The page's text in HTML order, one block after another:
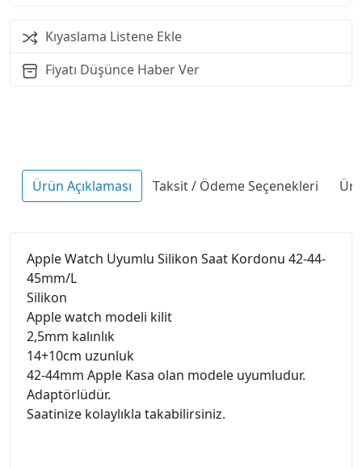
Kıyaslama Listene Ekle
Fiyatı Düşünce Haber Ver
Ürün Açıklaması Taksit / Ödeme Seçenekleri
Apple Watch Uyumlu Silikon Saat Kordonu 42-44-
45mm/L
Silikon
Apple watch modeli kilit
2,5mm kalınlık
14+10cm uzunluk
42-44mm Apple Kasa olan modele uyumludur.
Adaptörlüdür.
Saatinize kolaylıkla takabilirsiniz.